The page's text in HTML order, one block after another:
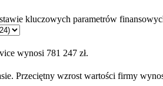
kluczowych parametrów
wynosi 781 247 zł.
Przeciętny wzrost wartości firmy